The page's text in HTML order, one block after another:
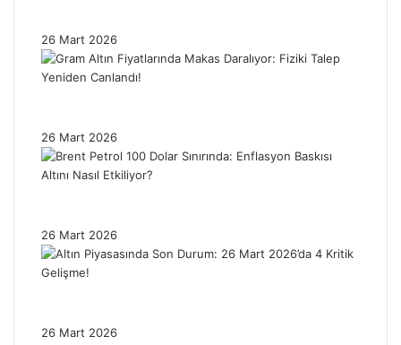
26 Mart 2026
26 Mart 2026
26 Mart 2026
26 Mart 2026